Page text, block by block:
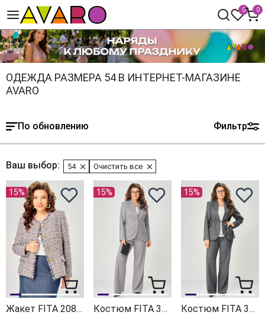
0 0
ОДЕЖДА РАЗМЕРА 54 В ИНТЕРНЕТ-МАГАЗИНЕ
AVARO
По обновлению Фильтр
Ваш выбор: 54 Очистить все
15%
Жакет FITA 20803 бежевый + деним
15%
Костюм FITA 3402 серо-бежевый
15%
Костюм FITA 3401 графитовый